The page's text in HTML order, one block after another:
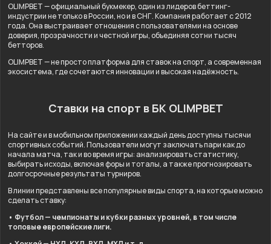
OLIMPBET — официальный букмекер, один из лидеров беттинг-
индустрии не только в России, но и в СНГ. Компания работает с 2012
года. Она выстраивает отношения с пользователями на основе
доверия, прозрачности и честной игры, объединяя сотни тысяч
бетторов.
OLIMPBET — не просто платформа для ставок на спорт, а современная
экосистема, где сочетаются инновации и высокая надёжность.
Ставки на спорт в БК OLIMPBET
На сайте и в мобильном приложении каждый день доступны тысячи
спортивных событий. Пользователи могут заключать пари как до
начала матча, так и во время игры: анализировать статистику,
выбирать исходы, включая форы и тоталы, а также прогнозировать
долгосрочные результаты турниров.
В линии представлены все популярные виды спорта, на которые можно
сделать ставку:
• Футбол — чемпионаты и кубки разных уровней, в том числе
топовые европейские лиги.